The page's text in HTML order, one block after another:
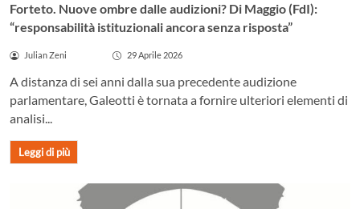
Forteto. Nuove ombre dalle audizioni? Di Maggio (FdI):
“responsabilità istituzionali ancora senza risposta”
Julian Zeni 29 Aprile 2026
A distanza di sei anni dalla sua precedente audizione
parlamentare, Galeotti è tornata a fornire ulteriori elementi di
analisi...
Leggi di più